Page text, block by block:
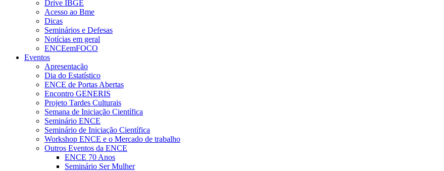
Drive IBGE
Acesso ao Bme
Dicas
Seminários e Defesas
Notícias em geral
ENCEemFOCO
Eventos
Apresentação
Dia do Estatístico
ENCE de Portas Abertas
Encontro GENERIS
Projeto Tardes Culturais
Semana de Iniciação Científica
Seminário ENCE
Seminário de Iniciação Científica
Workshop ENCE e o Mercado de trabalho
Outros Eventos da ENCE
ENCE 70 Anos
Seminário Ser Mulher